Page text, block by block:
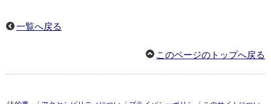
一覧へ戻る
このページのトップへ戻る